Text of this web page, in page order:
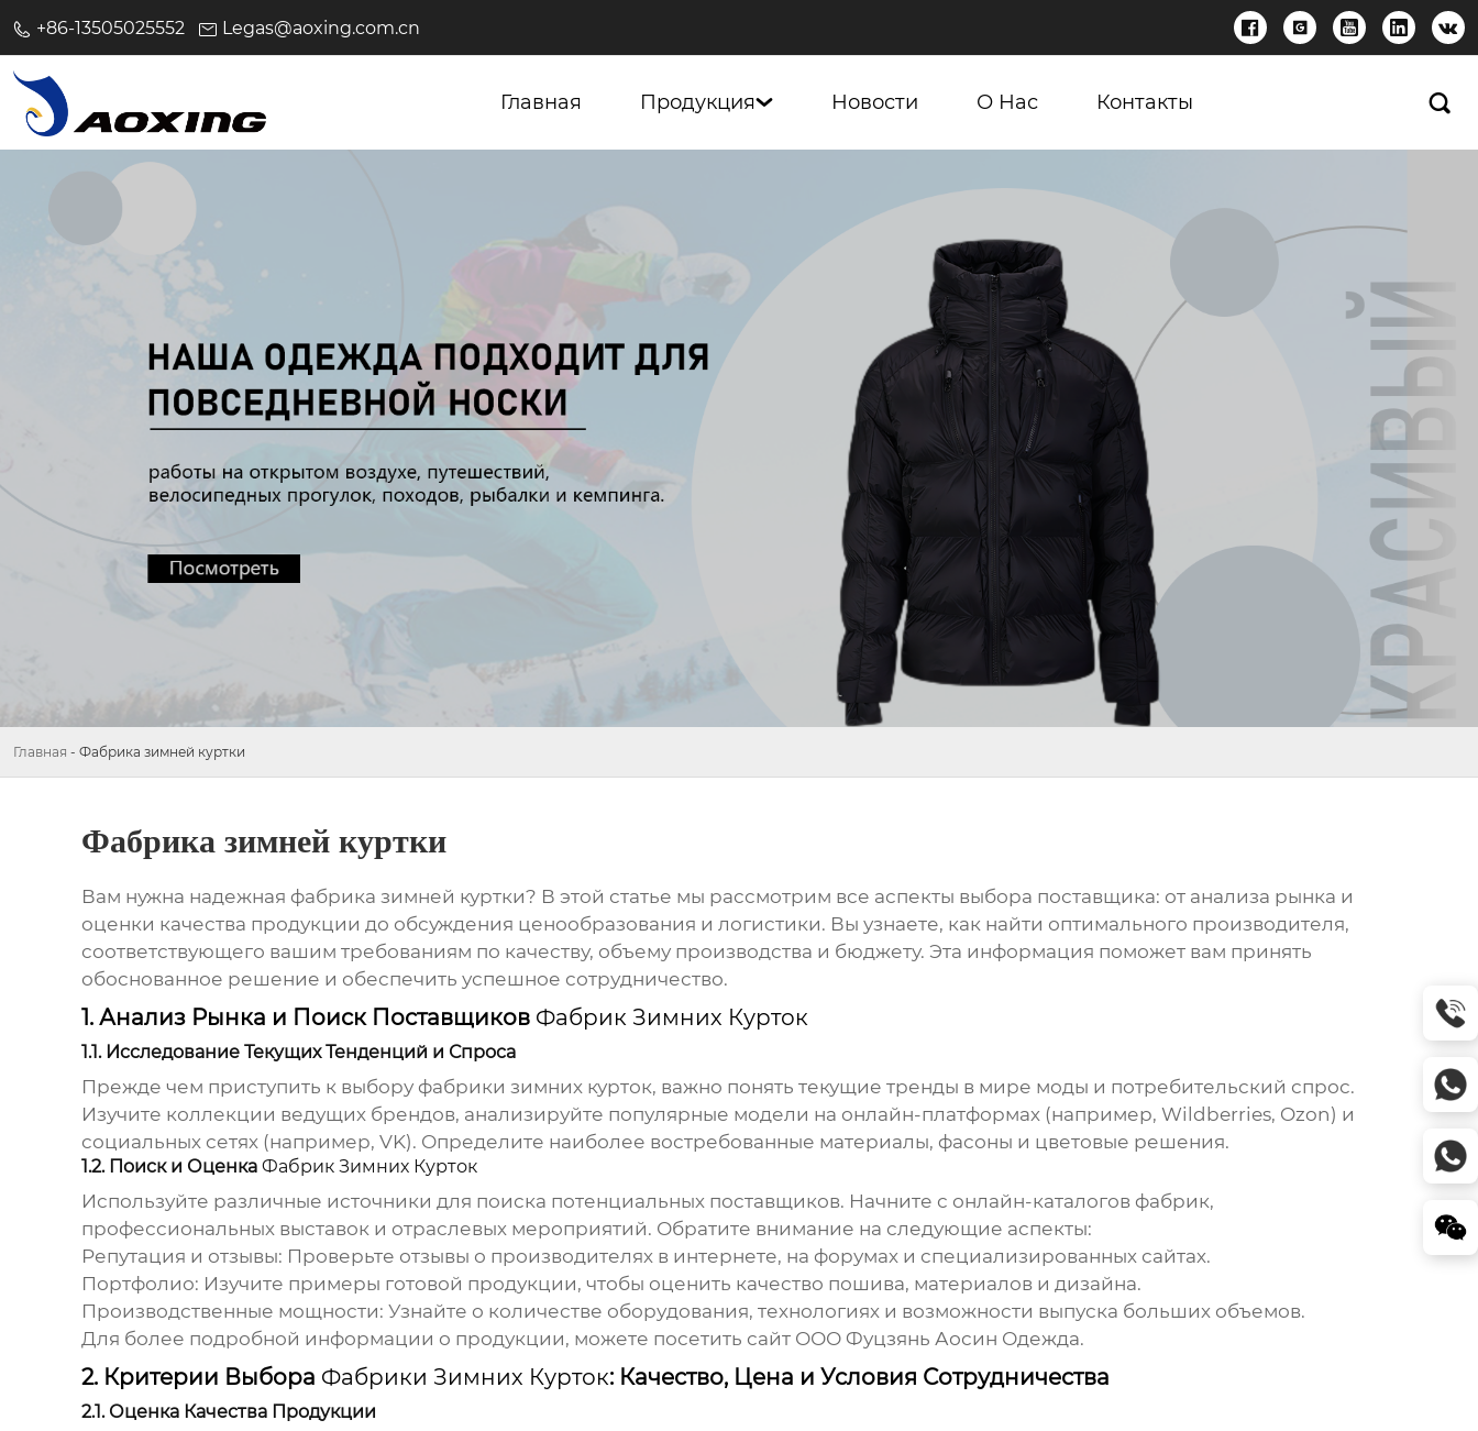
+86-13505025552 Legas@aoxing.com.cn     
Главная Продукция Новости О Нас Контакты 
Главная - Фабрика зимней куртки
Фабрика зимней куртки
Вам нужна надежная фабрика зимней куртки? В этой статье мы рассмотрим все аспекты выбора поставщика: от анализа рынка и
оценки качества продукции до обсуждения ценообразования и логистики. Вы узнаете, как найти оптимального производителя,
соответствующего вашим требованиям по качеству, объему производства и бюджету. Эта информация поможет вам принять
обоснованное решение и обеспечить успешное сотрудничество.
1. Анализ Рынка и Поиск Поставщиков Фабрик Зимних Курток
1.1. Исследование Текущих Тенденций и Спроса
Прежде чем приступить к выбору фабрики зимних курток, важно понять текущие тренды в мире моды и потребительский спрос.
Изучите коллекции ведущих брендов, анализируйте популярные модели на онлайн-платформах (например, Wildberries, Ozon) и
социальных сетях (например, VK). Определите наиболее востребованные материалы, фасоны и цветовые решения.
1.2. Поиск и Оценка Фабрик Зимних Курток
Используйте различные источники для поиска потенциальных поставщиков. Начните с онлайн-каталогов фабрик,
профессиональных выставок и отраслевых мероприятий. Обратите внимание на следующие аспекты:
Репутация и отзывы: Проверьте отзывы о производителях в интернете, на форумах и специализированных сайтах.
Портфолио: Изучите примеры готовой продукции, чтобы оценить качество пошива, материалов и дизайна.
Производственные мощности: Узнайте о количестве оборудования, технологиях и возможности выпуска больших объемов.
Для более подробной информации о продукции, можете посетить сайт ООО Фуцзянь Аосин Одежда.
2. Критерии Выбора Фабрики Зимних Курток: Качество, Цена и Условия Сотрудничества
2.1. Оценка Качества Продукции